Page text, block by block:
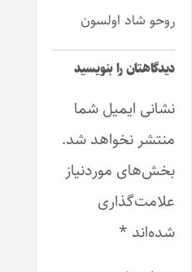
روحو شاد اولسون
دیدگاهتان را بنویسید
نشانی ایمیل شما
منتشر نخواهد شد.
بخش‌های موردنیاز
علامت‌گذاری
شده‌اند *